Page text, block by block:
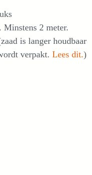
2 meter.
is langer houdbaar
verpakt. Lees dit.)